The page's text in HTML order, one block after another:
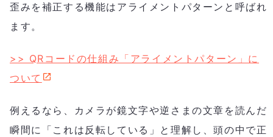
歪みを補正する機能はアライメントパターンと呼ばれ
ます。
>> QRコードの仕組み「アライメントパターン」に
ついて
例えるなら、カメラが鏡文字や逆さまの文章を読んだ
瞬間に「これは反転している」と理解し、頭の中で正